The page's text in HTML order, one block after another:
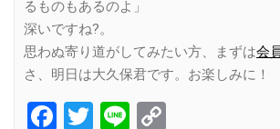
るものもあるのよ」
深いですね?。
思わぬ寄り道がしてみたい方、まずは会
さ、明日は大久保君です。お楽しみに！
Facebook
Twitter
Line